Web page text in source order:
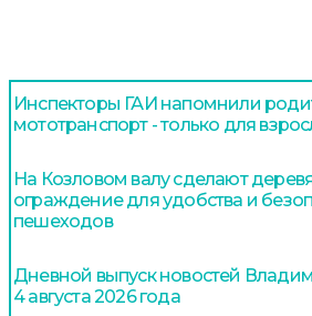
Инспекторы ГАИ напомнили
мототранспорт - только для
На Козловом валу сделают
ограждение для удобства и
пешеходов
Дневной выпуск новостей
4 августа 2026 года